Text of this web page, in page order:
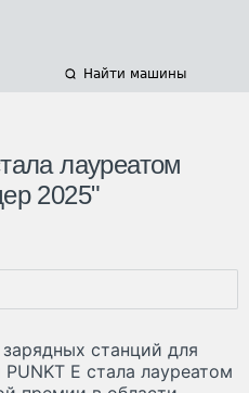
Найти машины
лауреатом
2025"
станций для
E стала лауреатом